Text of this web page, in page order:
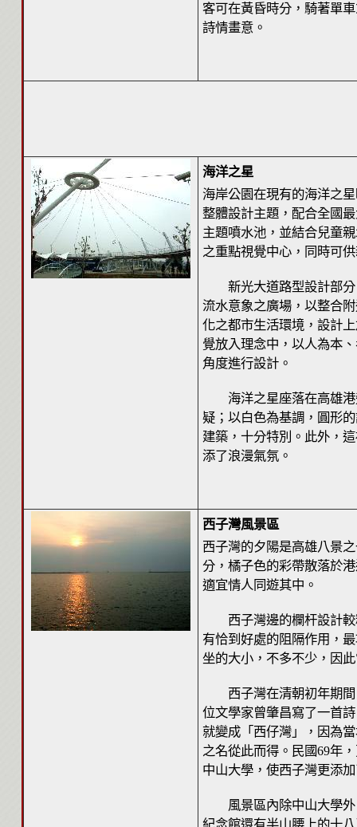
客可在黃昏時分，騎著單
詩情畫意。
海洋之星
海岸公園在現有的海洋之
整體設計主題，配合全國
主題噴水池，並結合兒童
之重點視覺中心，同時可
新光大道路型設計部分
流水意象之廣場，以整合
化之都市生活環境，設計
覺放入理念中，以人為本
角度進行設計。
海洋之星座落在高雄港
疑；以白色為基調，圓形
建築，十分特別。此外，
添了浪漫氣氛。
西子灣風景區
西子灣的夕陽是高雄八景
分，橘子色的彩帶散落於
適宜情人同遊其中。
西子灣邊的欄杆設計較
有恰到好處的阻隔作用，
坐的大小，不多不少，因
西子灣在清朝初年期間
位文學家曾肇昌寫了一首
就變成「西仔灣」，因為
之名從此而得。民國69年
中山大學，使西子灣更添
風景區內除中山大學外